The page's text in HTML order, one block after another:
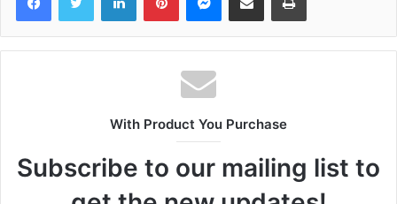
With Product You Purchase
Subscribe to our mailing list to